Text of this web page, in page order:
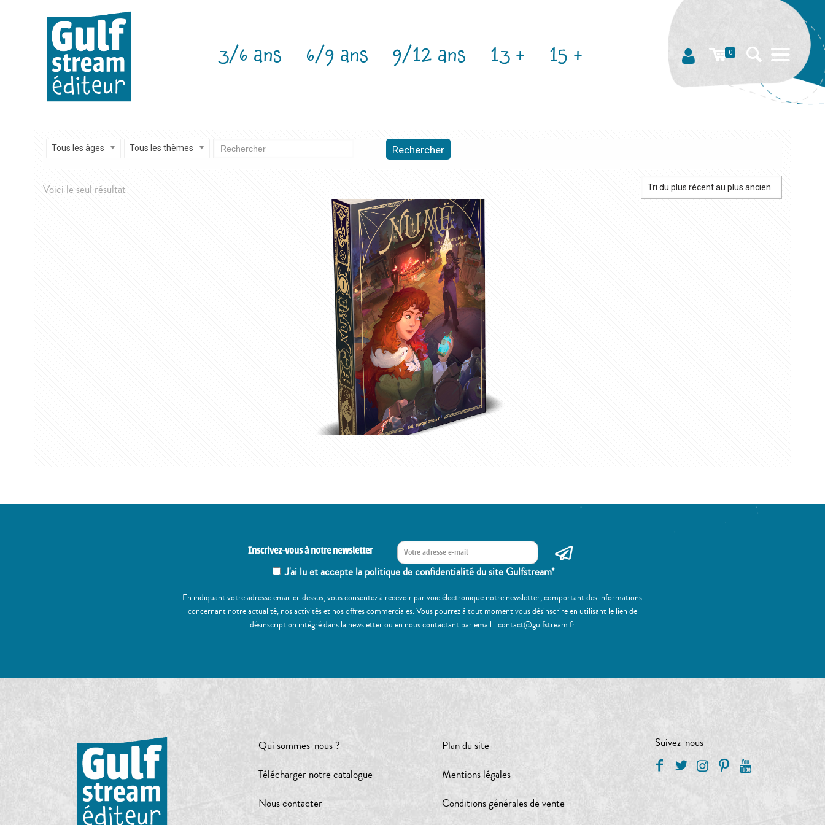
3/6 ans 6/9 ans 9/12 ans 13 + 15 + 0
Tous les âges Tous les thèmes Rechercher
Voici le seul résultat
Inscrivez-vous à notre newsletter
J'ai lu et accepte la politique de confidentialité du site Gulfstream*
En indiquant votre adresse email ci-dessus, vous consentez à recevoir par voie électronique notre newsletter, comportant des informations
concernant notre actualité, nos activités et nos offres commerciales. Vous pourrez à tout moment vous désinscrire en utilisant le lien de
désinscription intégré dans la newsletter ou en nous contactant par email : contact@gulfstream.fr
Qui sommes-nous ?
Télécharger notre catalogue
Nous contacter
Plan du site
Mentions légales
Conditions générales de vente
Suivez-nous